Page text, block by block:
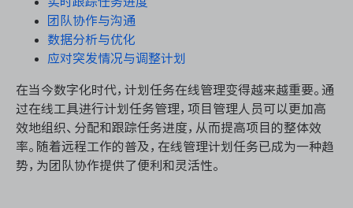
研发效能管理
DevOps
资源和工时管理
服务台和工单管理
团队协作与沟通
数据分析与优化
应对突发情况与调整计划
在当今数字化时代，计划任务在线管理变得越来越重要。通
过在线工具进行计划任务管理，项目管理人员可以更加高
效地组织、分配和跟踪任务进度，从而提高项目的整体效
率。随着远程工作的普及，在线管理计划任务已成为一种趋
势，为团队协作提供了便利和灵活性。